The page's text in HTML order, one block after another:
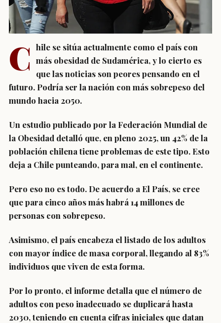
C hile se sitúa actualmente como el país con
más obesidad de Sudamérica, y lo cierto es
que las noticias son peores pensando en el
futuro. Podría ser la nación con más sobrepeso del
mundo hacia 2050.
Un estudio publicado por la Federación Mundial de
la Obesidad detalló que, en pleno 2025, un 42% de la
población chilena tiene problemas de este tipo. Esto
deja a Chile punteando, para mal, en el continente.
Pero eso no es todo. De acuerdo a El País, se cree
que para cinco años más habrá 14 millones de
personas con sobrepeso.
Asimismo, el país encabeza el listado de los adultos
con mayor índice de masa corporal, llegando al 83%
individuos que viven de esta forma.
Por lo pronto, el informe detalla que el número de
adultos con peso inadecuado se duplicará hasta
2030, teniendo en cuenta cifras iniciales que datan